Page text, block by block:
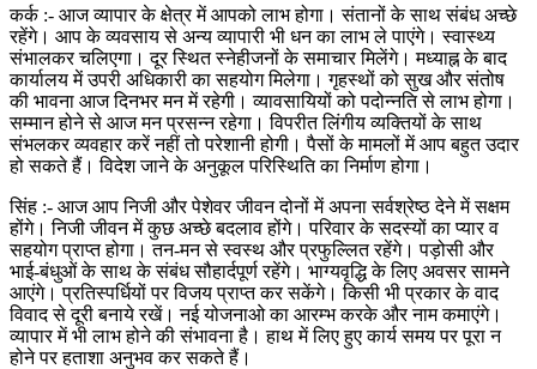
कर्क :- आज व्यापार के क्षेत्र में आपको लाभ होगा। संतानों के साथ संबंध अच्छे
रहेंगे। आप के व्यवसाय से अन्य व्यापारी भी धन का लाभ ले पाएंगे। स्वास्थ्य
संभालकर चलिएगा। दूर स्थित स्नेहीजनों के समाचार मिलेंगे। मध्याह्न के बाद
कार्यालय में उपरी अधिकारी का सहयोग मिलेगा। गृहस्थों को सुख और संतोष
की भावना आज दिनभर मन में रहेगी। व्यावसायियों को पदोन्नति से लाभ होगा।
सम्मान होने से आज मन प्रसन्न रहेगा। विपरीत लिंगीय व्यक्तियों के साथ
संभलकर व्यवहार करें नहीं तो परेशानी होगी। पैसों के मामलों में आप बहुत उदार
हो सकते हैं। विदेश जाने के अनुकूल परिस्थिति का निर्माण होगा।
सिंह :- आज आप निजी और पेशेवर जीवन दोनों में अपना सर्वश्रेष्ठ देने में सक्षम
होंगे। निजी जीवन में कुछ अच्छे बदलाव होंगे। परिवार के सदस्यों का प्यार व
सहयोग प्राप्त होगा। तन-मन से स्वस्थ और प्रफुल्लित रहेंगे। पड़ोसी और
भाई-बंधुओं के साथ के संबंध सौहार्दपूर्ण रहेंगे। भाग्यवृद्धि के लिए अवसर सामने
आएंगे। प्रतिस्पर्धियों पर विजय प्राप्त कर सकेंगे। किसी भी प्रकार के वाद
विवाद से दूरी बनाये रखें। नई योजनाओ का आरम्भ करके और नाम कमाएंगे।
व्यापार में भी लाभ होने की संभावना है। हाथ में लिए हुए कार्य समय पर पूरा न
होने पर हताशा अनुभव कर सकते हैं।